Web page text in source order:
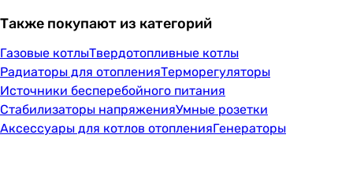
Также покупают из категорий
Газовые котлыТвердотопливные котлы
Радиаторы для отопленияТерморегуляторы
Источники бесперебойного питания
Стабилизаторы напряженияУмные розетки
Аксессуары для котлов отопленияГенераторы